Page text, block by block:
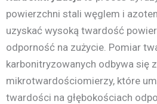
powierzchni stali węglem i
uzyskać wysoką twardość
odporność na zużycie. Pomiar
karbonitryzowanych odbywa się
mikrotwardościomierzy, które
twardości na głębokościach